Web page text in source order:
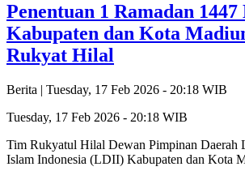
Penentuan 1 Ramadan
Kabupaten dan Kota
Rukyat Hilal
Berita | Tuesday, 17 Feb 2026 - 20:18 WIB
Tuesday, 17 Feb 2026 - 20:18 WIB
Tim Rukyatul Hilal Dewan Pimpinan Daerah
Islam Indonesia (LDII) Kabupaten dan Kota